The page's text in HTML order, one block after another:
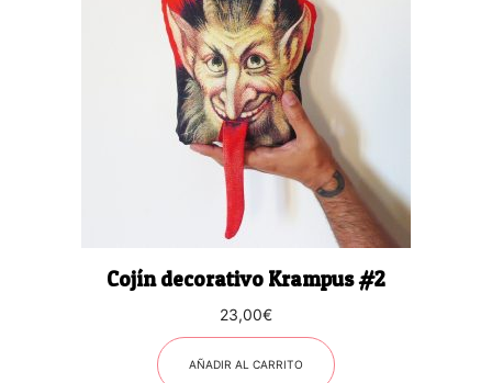
Cojín decorativo Krampus #2
23,00€
AÑADIR AL CARRITO